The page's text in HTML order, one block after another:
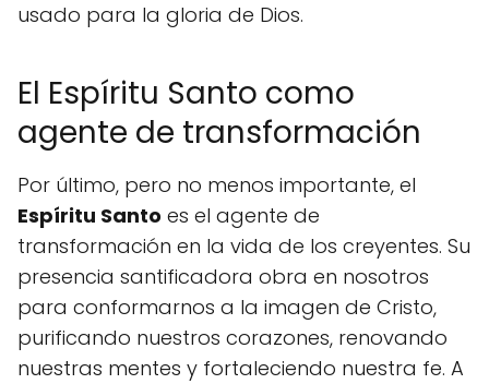
usado para la gloria de Dios.
El Espíritu Santo como
agente de transformación
Por último, pero no menos importante, el
Espíritu Santo es el agente de
transformación en la vida de los creyentes. Su
presencia santificadora obra en nosotros
para conformarnos a la imagen de Cristo,
purificando nuestros corazones, renovando
nuestras mentes y fortaleciendo nuestra fe. A